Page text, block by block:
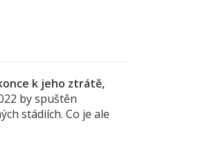
k jeho ztrátě,
by spuštěn
stádiích. Co je ale